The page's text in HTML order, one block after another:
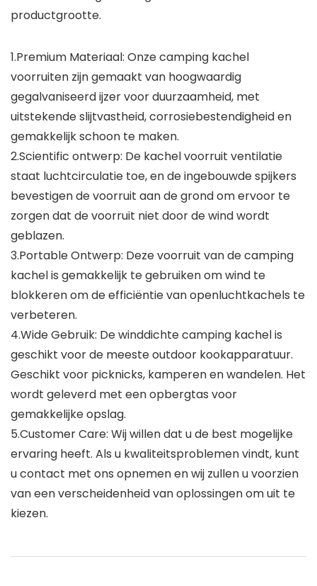
productgrootte.
1.Premium Materiaal: Onze camping kachel
voorruiten zijn gemaakt van hoogwaardig
gegalvaniseerd ijzer voor duurzaamheid, met
uitstekende slijtvastheid, corrosiebestendigheid en
gemakkelijk schoon te maken.
2.Scientific ontwerp: De kachel voorruit ventilatie
staat luchtcirculatie toe, en de ingebouwde spijkers
bevestigen de voorruit aan de grond om ervoor te
zorgen dat de voorruit niet door de wind wordt
geblazen.
3.Portable Ontwerp: Deze voorruit van de camping
kachel is gemakkelijk te gebruiken om wind te
blokkeren om de efficiëntie van openluchtkachels te
verbeteren.
4.Wide Gebruik: De winddichte camping kachel is
geschikt voor de meeste outdoor kookapparatuur.
Geschikt voor picknicks, kamperen en wandelen. Het
wordt geleverd met een opbergtas voor
gemakkelijke opslag.
5.Customer Care: Wij willen dat u de best mogelijke
ervaring heeft. Als u kwaliteitsproblemen vindt, kunt
u contact met ons opnemen en wij zullen u voorzien
van een verscheidenheid van oplossingen om uit te
kiezen.